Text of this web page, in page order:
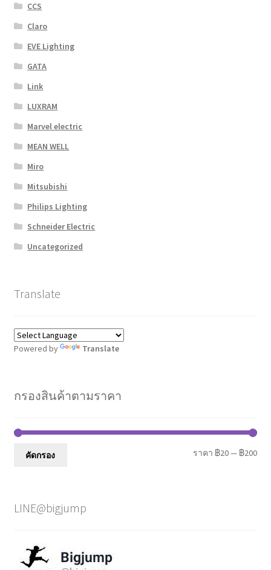
CCS
Claro
EVE Lighting
GATA
Link
LUXRAM
Marvel electric
MEAN WELL
Miro
Mitsubishi
Philips Lighting
Schneider Electric
Uncategorized
Translate
Powered by Translate
กรองสินค้าตามราคา
รา
รา
คัดกรอง ราคา ฿20— ฿200
LINE@bigjump